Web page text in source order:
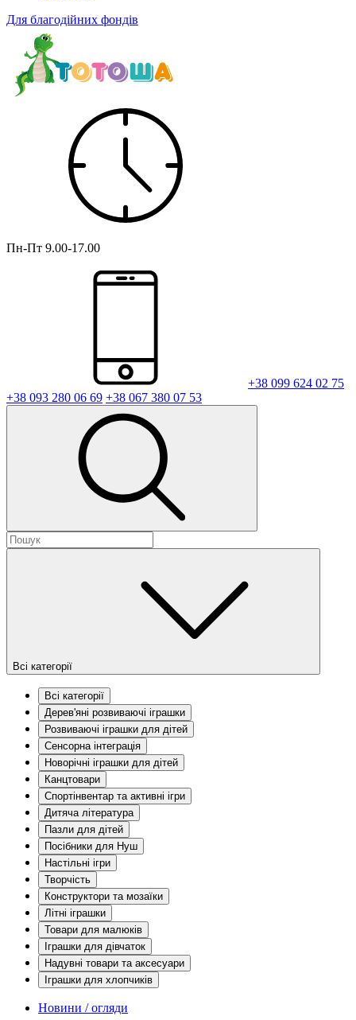
Для благодійних фондів
Пн-Пт 9.00-17.00
+38 099 624 02 75
+38 093 280 06 69 +38 067 380 07 53
Всі категорії
Всі категорії
Дерев'яні розвиваючі іграшки
Розвиваючі іграшки для дітей
Сенсорна інтеграція
Новорічні іграшки для дітей
Канцтовари
Спортінвентар та активні ігри
Дитяча література
Пазли для дітей
Посібники для Нуш
Настільні ігри
Творчість
Конструктори та мозаїки
Літні іграшки
Товари для малюків
Іграшки для дівчаток
Надувні товари та аксесуари
Іграшки для хлопчиків
Новини / огляди